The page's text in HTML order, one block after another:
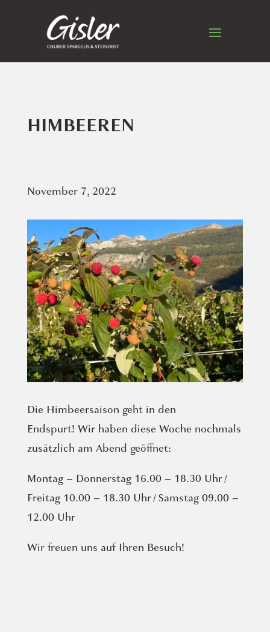
HIMBEEREN
November 7, 2022
Die Himbeersaison geht in den
Endspurt! Wir haben diese Woche nochmals
zusätzlich am Abend geöffnet:
Montag – Donnerstag 16.00 – 18.30 Uhr /
Freitag 10.00 – 18.30 Uhr / Samstag 09.00 –
12.00 Uhr
Wir freuen uns auf Ihren Besuch!